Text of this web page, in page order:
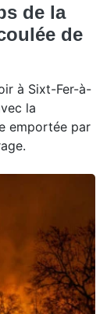
de la
de
à Sixt-Fer-à-
la
emportée par